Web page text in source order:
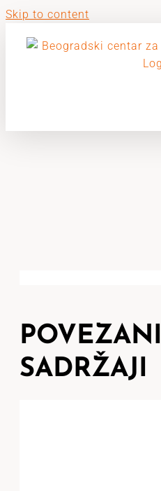
Skip to content
POVEZANI
SADRŽAJI